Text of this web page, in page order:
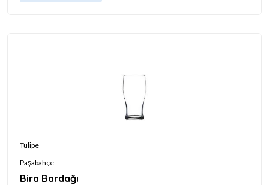
Tulipe
Paşabahçe
Bira Bardağı